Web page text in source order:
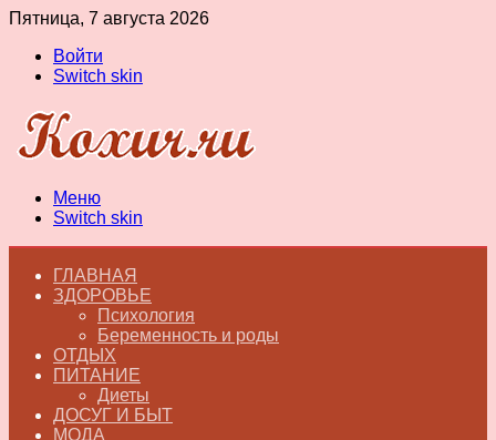
Пятница, 7 августа 2026
Войти
Switch skin
Меню
Switch skin
ГЛАВНАЯ
ЗДОРОВЬЕ
Психология
Беременность и роды
ОТДЫХ
ПИТАНИЕ
Диеты
ДОСУГ И БЫТ
МОДА